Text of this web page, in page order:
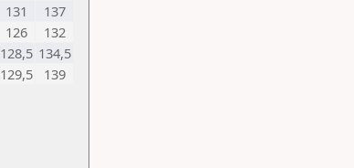
131
137
126
132
128,5 134,5
129,5
139